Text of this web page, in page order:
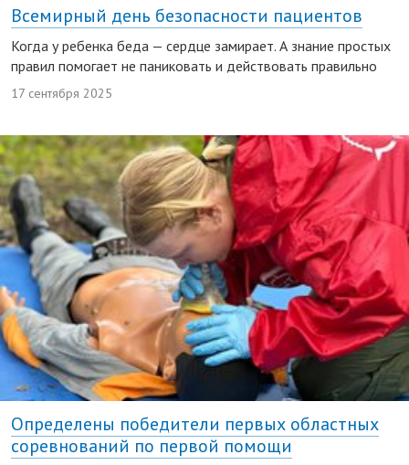
Всемирный день безопасности пациентов
Когда у ребенка беда — сердце замирает. А знание простых
правил помогает не паниковать и действовать правильно
17 сентября 2025
Определены победители первых областных
соревнований по первой помощи